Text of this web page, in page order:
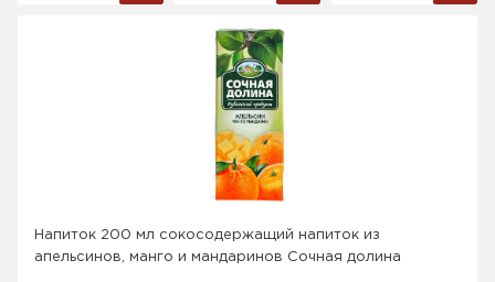
Напиток 200 мл сокосодержащий напиток из
апельсинов, манго и мандаринов Сочная долина